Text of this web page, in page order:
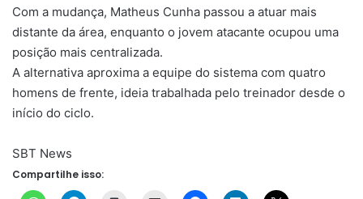
Com a mudança, Matheus Cunha passou a atuar mais
distante da área, enquanto o jovem atacante ocupou uma
posição mais centralizada.
A alternativa aproxima a equipe do sistema com quatro
homens de frente, ideia trabalhada pelo treinador desde o
início do ciclo.
SBT News
Compartilhe isso: